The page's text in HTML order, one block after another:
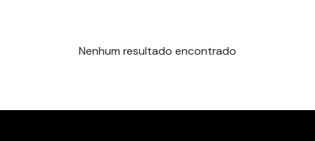
Nenhum resultado encontrado